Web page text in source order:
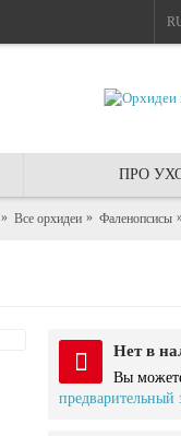
ПРО
Все орхидеи Фаленопсисы
Нет в
Вы
предварительный